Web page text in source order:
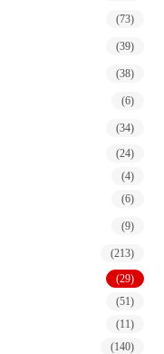
(73)
(39)
(38)
(6)
(34)
(24)
(4)
(6)
(9)
(213)
(29)
(51)
(11)
(140)